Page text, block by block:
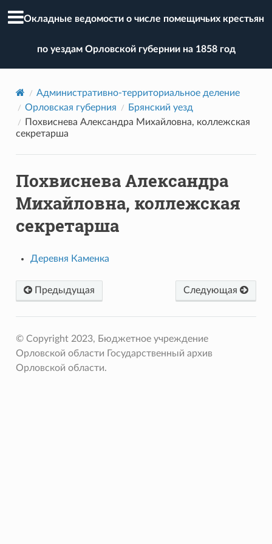
Окладные ведомости о числе помещичьих крестьян
по уездам Орловской губернии на 1858 год
Административно-территориальное деление
Орловская губерния
Брянский уезд
Похвиснева Александра Михайловна, коллежская
секретарша
Похвиснева Александра
Михайловна, коллежская
секретарша
Деревня Каменка
Предыдущая Следующая
© Copyright 2023, Бюджетное учреждение
Орловской области Государственный архив
Орловской области.